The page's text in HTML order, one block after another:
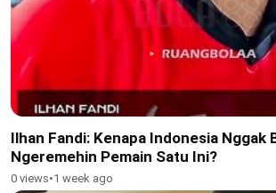
Ilhan Fandi: Kenapa Indonesia Nggak
Ngeremehin Pemain Satu Ini?
0 views•1 week ago